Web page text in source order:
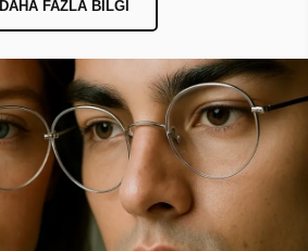
DAHA FAZLA BILGI